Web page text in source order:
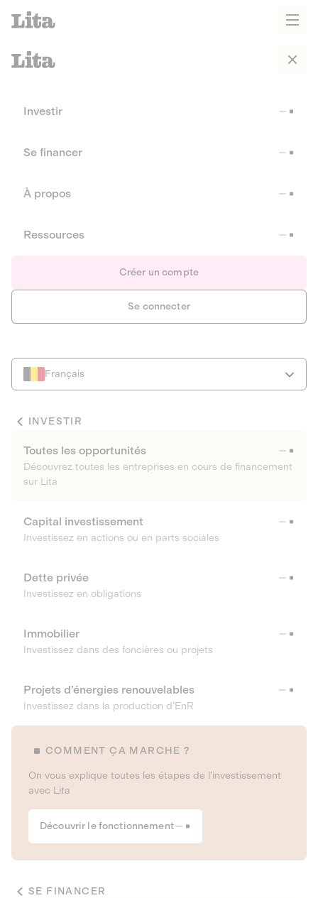
Investir
Se financer
À propos
Ressources
Créer un compte
Se connecter
Français
INVESTIR
Toutes les opportunités
Découvrez toutes les entreprises en cours de financement
sur Lita
Capital investissement
Investissez en actions ou en parts sociales
Dette privée
Investissez en obligations
Immobilier
Investissez dans des foncières ou projets
Projets d’énergies renouvelables
Investissez dans la production d’EnR
COMMENT ÇA MARCHE ?
On vous explique toutes les étapes de l’investissement
avec Lita
Découvrir le fonctionnement
SE FINANCER